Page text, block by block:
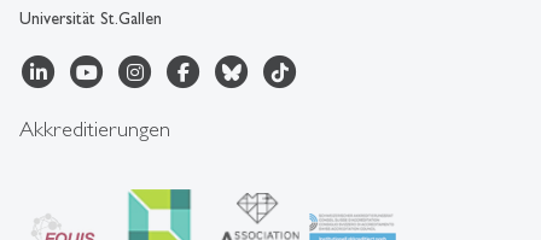
Universität St.Gallen
Akkreditierungen